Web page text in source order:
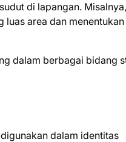
di lapangan. Misalnya,
luas area dan menentukan
dalam berbagai bidang
dalam identitas